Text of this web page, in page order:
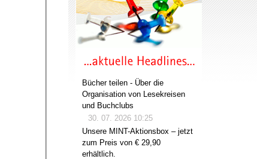
Bücher teilen - Über die
Organisation von Lesekreisen
und Buchclubs
30. 07. 2026 10:25
Unsere MINT-Aktionsbox – jetzt
zum Preis von € 29,90
erhältlich.